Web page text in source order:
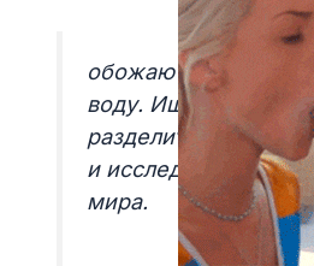
обожаю море и
воду. Ищу мужчину,
разделит мою
и исследованию
мира.